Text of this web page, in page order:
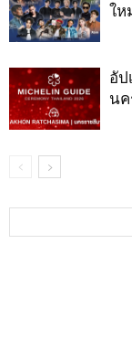
ให
อัป
นค